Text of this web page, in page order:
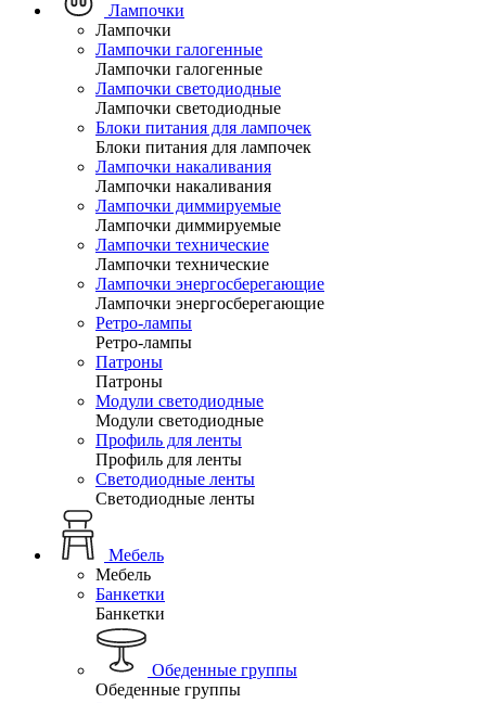
Лампочки
Лампочки
Лампочки галогенные
Лампочки галогенные
Лампочки светодиодные
Лампочки светодиодные
Блоки питания для лампочек
Блоки питания для лампочек
Лампочки накаливания
Лампочки накаливания
Лампочки диммируемые
Лампочки диммируемые
Лампочки технические
Лампочки технические
Лампочки энергосберегающие
Лампочки энергосберегающие
Ретро-лампы
Ретро-лампы
Патроны
Патроны
Модули светодиодные
Модули светодиодные
Профиль для ленты
Профиль для ленты
Светодиодные ленты
Светодиодные ленты
Мебель
Мебель
Банкетки
Банкетки
Обеденные группы
Обеденные группы